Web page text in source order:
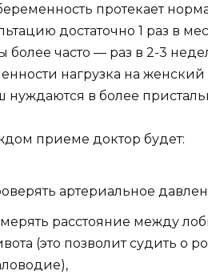
протекает
достаточно 1 раз в
более часто — раз в 2-3
нагрузка на
нуждаются в более
приеме доктор будет:
артериальное
расстояние между
(это позволит судить о